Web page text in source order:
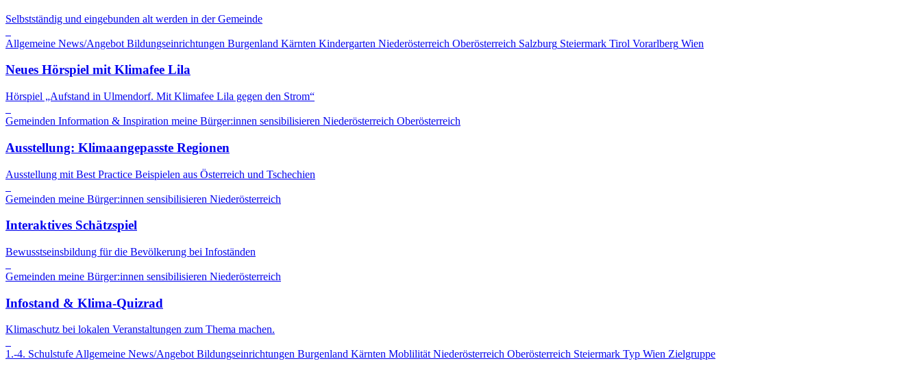
Selbstständig und eingebunden alt werden in der Gemeinde
Allgemeine News/Angebot Bildungseinrichtungen Burgenland Kärnten Kindergarten Niederösterreich Oberösterreich Salzburg Steiermark Tirol Vorarlberg Wien
Neues Hörspiel mit Klimafee Lila
Hörspiel „Aufstand in Ulmendorf. Mit Klimafee Lila gegen den Strom“
Gemeinden Information & Inspiration meine Bürger:innen sensibilisieren Niederösterreich Oberösterreich
Ausstellung: Klimaangepasste Regionen
Ausstellung mit Best Practice Beispielen aus Österreich und Tschechien
Gemeinden meine Bürger:innen sensibilisieren Niederösterreich
Interaktives Schätzspiel
Bewusstseinsbildung für die Bevölkerung bei Infoständen
Gemeinden meine Bürger:innen sensibilisieren Niederösterreich
Infostand & Klima-Quizrad
Klimaschutz bei lokalen Veranstaltungen zum Thema machen.
1.-4. SchulstufeAllgemeine News/Angebot Bildungseinrichtungen Burgenland Kärnten Moblilität Niederösterreich Oberösterreich Steiermark Typ Wien Zielgruppe